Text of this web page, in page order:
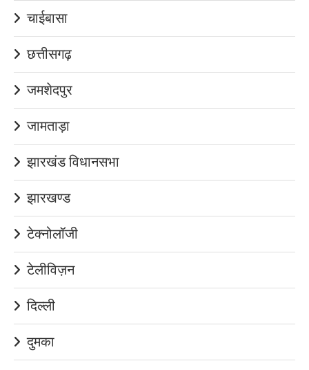
चाईबासा
छत्तीसगढ़
जमशेदपुर
जामताड़ा
झारखंड विधानसभा
झारखण्ड
टेक्नोलॉजी
टेलीविज़न
दिल्ली
दुमका